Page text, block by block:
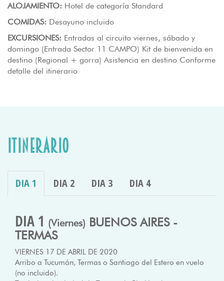
ALOJAMIENTO: Hotel de categoría Standard
COMIDAS: Desayuno incluido
EXCURSIONES: Entradas al circuito viernes, sábado y
domingo (Entrada Sector 11 CAMPO) Kit de bienvenida en
destino (Regional + gorra) Asistencia en destino Conforme
detalle del itinerario
Itinerario
DIA 1 DIA 2 DIA 3 DIA 4
DIA 1 (Viernes) BUENOS AIRES -
TERMAS
VIERNES 17 DE ABRIL DE 2020
Arribo a Tucumán, Termas o Santiago del Estero en vuelo
(no incluido).